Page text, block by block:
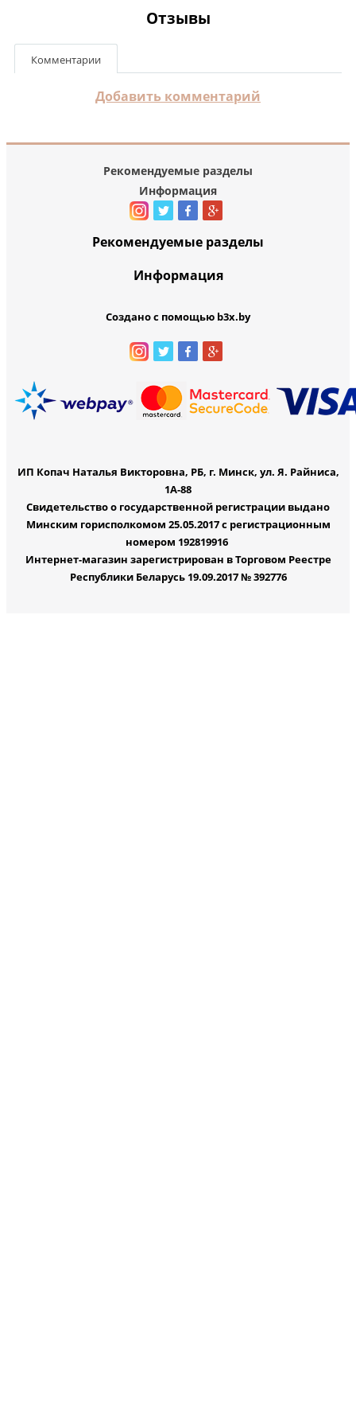
Отзывы
Комментарии
Добавить комментарий
Рекомендуемые разделы
Информация
Рекомендуемые разделы
Информация
Создано с помощью b3x.by
ИП Копач Наталья Викторовна, РБ, г. Минск, ул. Я. Райниса,
1А-88
Свидетельство о государственной регистрации выдано
Минским горисполкомом 25.05.2017 с регистрационным
номером 192819916
Интернет-магазин зарегистрирован в Торговом Реестре
Республики Беларусь 19.09.2017 № 392776